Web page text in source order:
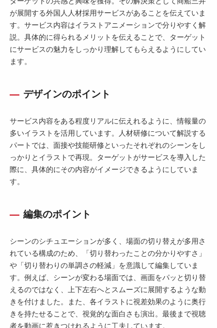
が展開する外国人人材採用サービスがあることを伝えていま
す。サービス内容はイラストアニメーションで分りやすく解
説。具体的に得られるメリットを伝えることで、ターゲット
にサービスの魅力をしっかり理解してもらえるようにしてい
ます。
デザインのポイント
サービス内容をある程度リアルに伝えれるように、情報量の
多いイラストを活用しています。人材研修について解説する
パートでは、面接や技能研修といったそれぞれのシーンをし
っかりとイラストで再現。ターゲットがサービスを導入した
際に、具体的にその内容がイメージできるようにしていま
す。
編集のポイント
シーンのシチュエーションが多く、場面の切り替えが多用さ
れている構成のため、「切り替わったことの分かりやすさ」
や「切り替わりの単調さの軽減」を意識して編集していま
す。例えば、シーンが変わる場面では、画面をパッと切り替
えるのではなく、上下左右へとスムーズに展開するような動
きを付けました。また、各イラストに視差効果のように奥行
きを持たせることで、視覚的な面白さも演出。最後まで視聴
者を動画に惹きつけれるように工夫しています。